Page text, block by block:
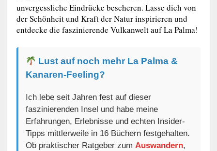
unvergessliche Eindrücke bescheren. Lasse dich von
der Schönheit und Kraft der Natur inspirieren und
entdecke die faszinierende Vulkanwelt auf La Palma!
Lust auf noch mehr La Palma &
Kanaren-Feeling?
Ich lebe seit Jahren fest auf dieser
faszinierenden Insel und habe meine
Erfahrungen, Erlebnisse und echten Insider-
Tipps mittlerweile in 16 Büchern festgehalten.
Ob praktischer Ratgeber zum Auswandern,